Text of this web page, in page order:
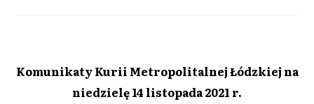
Komunikaty Kurii Metropolitalnej Łódzkiej na
niedzielę 14 listopada 2021 r.